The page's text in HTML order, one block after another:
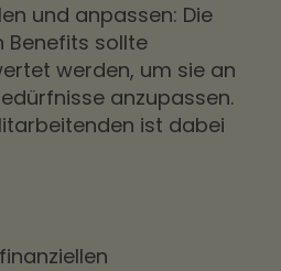
und anpassen: Die
Benefits sollte
werden, um sie an
anzupassen.
ist dabei